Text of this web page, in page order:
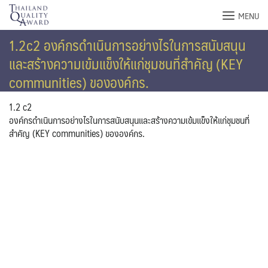
Skip
content
MENU
1.2c2 องค์กรดำเนินการอย่างไรในการสนับสนุน
และสร้างความเข้มแข็งให้แก่ชุมชนที่สำคัญ (KEY
communities) ขององค์กร.
1.2 c2
องค์กรดำเนินการอย่างไรในการสนับสนุนและสร้างความเข้มแข็งให้แก่ชุมชนที่
สำคัญ (KEY communities) ขององค์กร.